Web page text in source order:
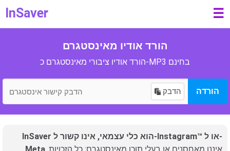
InSaver ☰
הורד אודיו מאינסטגרם
הורד אודיו ציבורי מאינסטגרם כ-MP3 בחינם
הדבק הורדה
InSaver הוא כלי עצמאי, אינו קשור ל-Instagram™ או ל-